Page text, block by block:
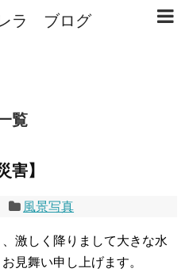
ラ ブログ
覧
】
風景写真
激しく降りまして大きな水
見舞い申し上げます。